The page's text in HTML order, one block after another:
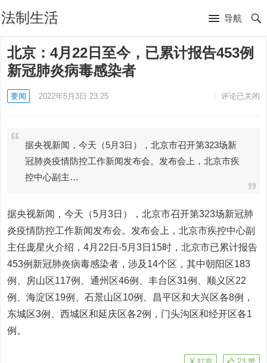
法制生活 导航
北京：4月22日至今，已累计报告453例
新冠肺炎病毒感染者
要闻 2022年5月3日 23:25 评论已关闭
据央视新闻，今天（5月3日），北京市召开第323场新
冠肺炎疫情防控工作新闻发布会。发布会上，北京市疾
控中心副主…
据央视新闻，今天（5月3日），北京市召开第323场新冠肺
炎疫情防控工作新闻发布会。发布会上，北京市疾控中心副
主任庞星火介绍，4月22日-5月3日15时，北京市已累计报告
453例新冠肺炎病毒感染者，涉及14个区，其中朝阳区183
例、房山区117例、通州区46例、丰台区31例、顺义区22
例、海淀区19例、石景山区10例、昌平区和大兴区各8例，
东城区3例、西城区和延庆区各2例，门头沟区和经开区各1
例。